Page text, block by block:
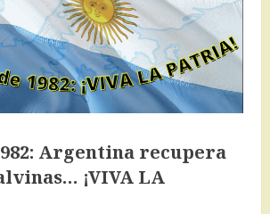
Argentina recupera
¡VIVA LA